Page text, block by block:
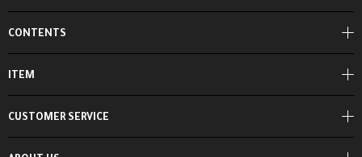
CONTENTS
ITEM
CUSTOMER SERVICE